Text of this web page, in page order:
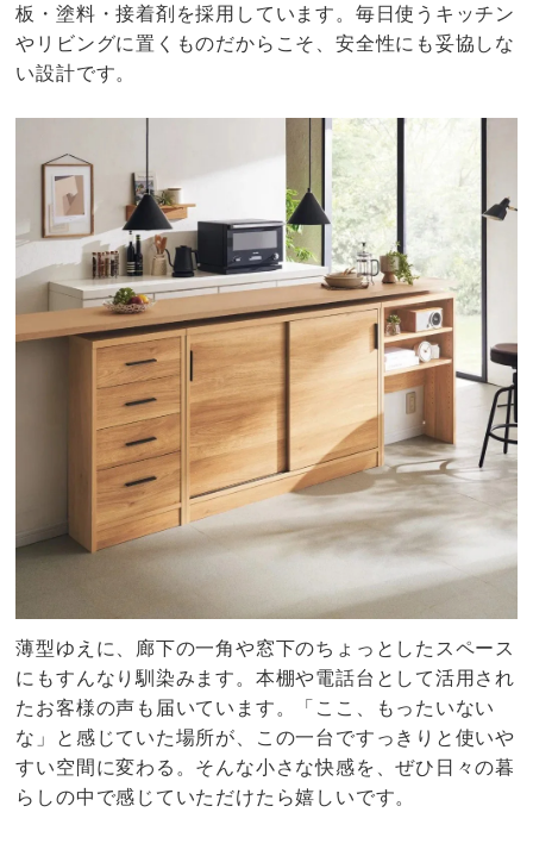
板・塗料・接着剤を採用しています。毎日使うキッチン
やリビングに置くものだからこそ、安全性にも妥協しな
い設計です。
薄型ゆえに、廊下の一角や窓下のちょっとしたスペース
にもすんなり馴染みます。本棚や電話台として活用され
たお客様の声も届いています。「ここ、もったいない
な」と感じていた場所が、この一台ですっきりと使いや
すい空間に変わる。そんな小さな快感を、ぜひ日々の暮
らしの中で感じていただけたら嬉しいです。